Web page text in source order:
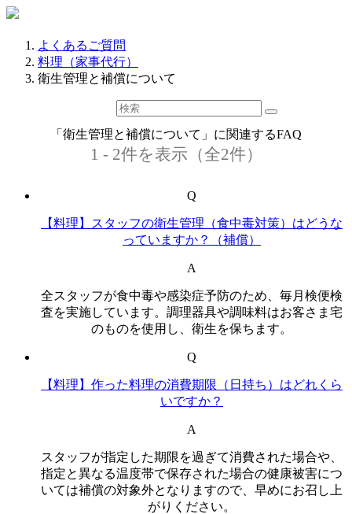
よくあるご質問
料理（家事代行）
衛生管理と補償について
「衛生管理と補償について」に関連するFAQ
1 - 2件を表示（全2件）
Q
【料理】スタッフの衛生管理（食中毒対策）はどうな
っていますか？（補償）
A
全スタッフが食中毒や感染症予防のため、毎月検便検
査を実施しています。調理器具や調味料はお客さま宅
のものを使用し、衛生を保ちます。
Q
【料理】作った料理の消費期限（日持ち）はどれくら
いですか？
A
スタッフが指定した期限を過ぎて消費された場合や、
指定と異なる温度帯で保存された場合の健康被害につ
いては補償の対象外となりますので、早めにお召し上
がりください。